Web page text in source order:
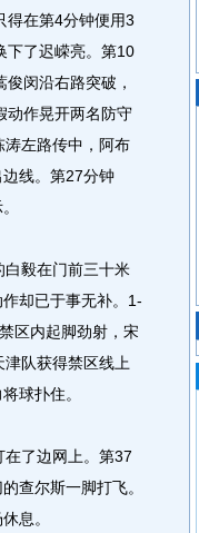
得在第4分钟便用3
下了迟嵘亮。第10
俊闵沿右路突破，
动作晃开两名防守
涛左路传中，阿布
线。第27分钟
毅在门前三十米
却已于事无补。1-
区内起脚劲射，宋
队获得禁区线上
球扑住。
了边网上。第37
查尔斯一脚打飞。
息。